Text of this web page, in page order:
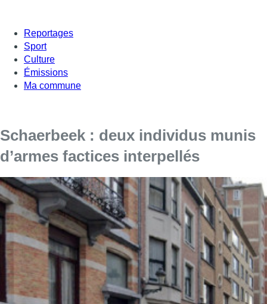
Reportages
Sport
Culture
Émissions
Ma commune
Schaerbeek : deux individus munis
d’armes factices interpellés